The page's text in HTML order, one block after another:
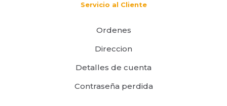
Servicio al Cliente
Ordenes
Direccion
Detalles de cuenta
Contraseña perdida